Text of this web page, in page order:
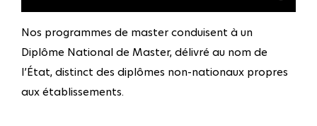
Nos programmes de master conduisent à un
Diplôme National de Master, délivré au nom de
l’État, distinct des diplômes non-nationaux propres
aux établissements.